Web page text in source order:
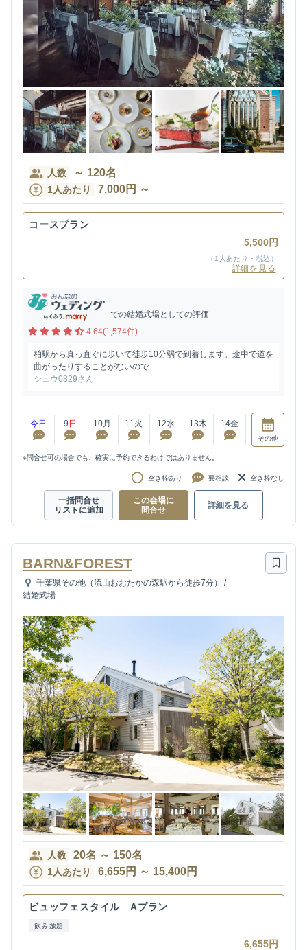
人数 ～ 120名
1人あたり 7,000円 ～
コースプラン
5,500円
（1人あたり・税込）
詳細を見る
での結婚式場としての評価
4.64(1,574件)
柏駅から真っ直ぐに歩いて徒歩10分弱で到着します。途中で道を
曲がったりすることがないので...
シュウ0829さん
今日 9 日 10月 11 火 12水 13木 14金
その他
※問合せ可の場合でも、確実に予約できるわけではありません。
空き枠あり 要相談 空き枠なし
一括問合せ
リストに追加
この会場に
問合せ
詳細を見る
BARN&FOREST
千葉県その他（流山おおたかの森駅から徒歩7分）
/
結婚式場
人数 20名 ～ 150名
1人あたり 6,655円 ～ 15,400円
ビュッフェスタイル Aプラン
飲み放題
6,655円